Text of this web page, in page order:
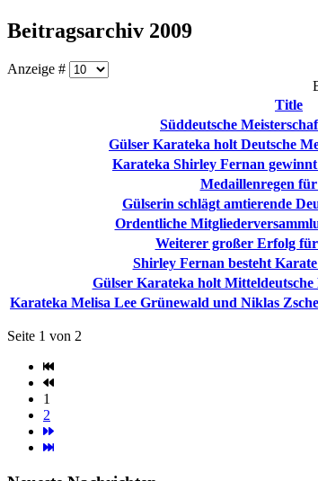
Beitragsarchiv 2009
Anzeige #
Title
Süddeutsche
Gülser Karateka holt Deutsche
Karateka Shirley Fernan
Medaillenregen
Gülserin schlägt amtierende
Ordentliche
Weiterer großer Erfolg
Shirley Fernan besteht
Gülser Karateka holt
Karateka Melisa Lee Grünewald und Niklas
Seite 1 von 2
1
2